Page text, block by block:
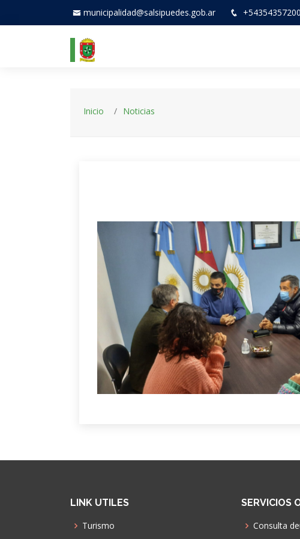
municipalidad@salsipuedes.gob.ar
Inicio Noticias
LINK UTILES
Turismo
SERVICIOS
Consulta